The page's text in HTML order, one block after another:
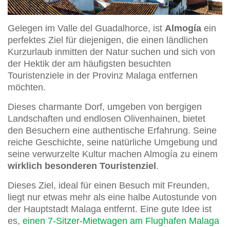
Gelegen im Valle del Guadalhorce, ist Almogía ein
perfektes Ziel für diejenigen, die einen ländlichen
Kurzurlaub inmitten der Natur suchen und sich von
der Hektik der am häufigsten besuchten
Touristenziele in der Provinz Malaga entfernen
möchten.
Dieses charmante Dorf, umgeben von bergigen
Landschaften und endlosen Olivenhainen, bietet
den Besuchern eine authentische Erfahrung. Seine
reiche Geschichte, seine natürliche Umgebung und
seine verwurzelte Kultur machen Almogía zu einem
wirklich besonderen Touristenziel .
Dieses Ziel, ideal für einen Besuch mit Freunden,
liegt nur etwas mehr als eine halbe Autostunde von
der Hauptstadt Malaga entfernt. Eine gute Idee ist
es, einen 7-Sitzer-Mietwagen am Flughafen Malaga